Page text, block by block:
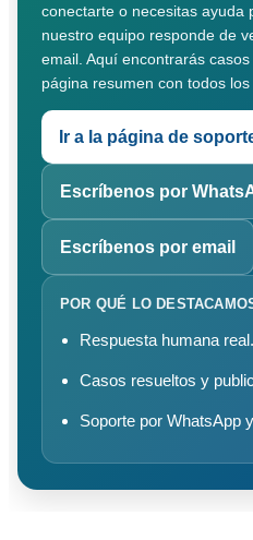
conectarte o necesitas ayuda
nuestro equipo responde de
email. Aquí encontrarás
página resumen con todos
Ir a la página de
Escríbenos por
Escríbenos por email
POR QUÉ LO
Respuesta humana real.
Casos resueltos y
Soporte por WhatsApp